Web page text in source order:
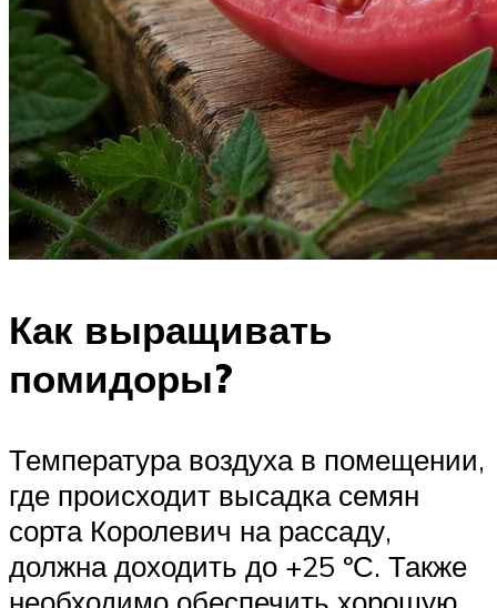
Как выращивать
помидоры?
Температура воздуха в помещении,
где происходит высадка семян
сорта Королевич на рассаду,
должна доходить до +25 ºС. Также